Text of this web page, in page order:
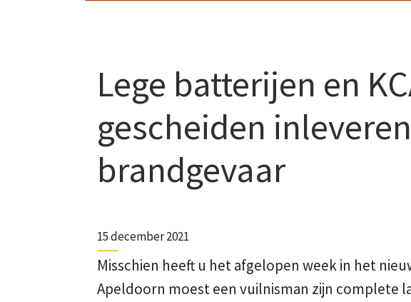
Lege batterijen en
gescheiden
brandgevaar
15 december 2021
Misschien heeft u het afgelopen week in het
Apeldoorn moest een vuilnisman zijn complete